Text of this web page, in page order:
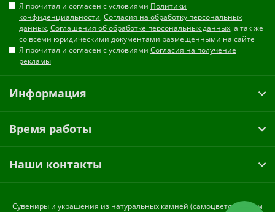
Я прочитал и согласен с условиями Политики
конфиденциальности, Согласия на обработку персональных
данных, Соглашения об обработке персональных данных, а так же
со всеми юридическими документами размещенными на сайте
Я прочитал и согласен с условиями Согласия на получение
рекламы
Информация
Время работы
Наши контакты
Cувениры и украшения из натуральных камней (самоцветов) оптом